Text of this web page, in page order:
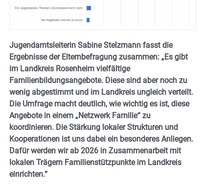
Jugendamtsleiterin Sabine Stelzmann fasst die
Ergebnisse der Elternbefragung zusammen: „Es gibt
im Landkreis Rosenheim vielfältige
Familienbildungsangebote. Diese sind aber noch zu
wenig abgestimmt und im Landkreis ungleich verteilt.
Die Umfrage macht deutlich, wie wichtig es ist, diese
Angebote in einem „Netzwerk Familie“ zu
koordinieren. Die Stärkung lokaler Strukturen und
Kooperationen ist uns dabei ein besonderes Anliegen.
Dafür werden wir ab 2026 in Zusammenarbeit mit
lokalen Trägern Familienstützpunkte im Landkreis
einrichten.“